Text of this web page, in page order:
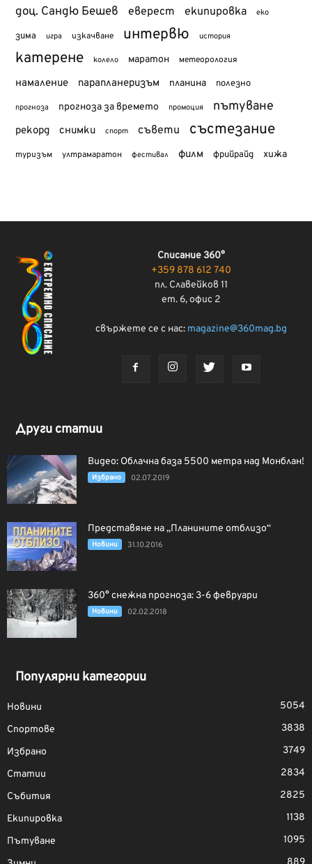
доц. Сандю Бешев еверест екипировка еко
зима игра изкачване интервю история
катерене колело маратон метеорология
намаление парапланеризъм планина полезно
прогноза прогноза за времето промоция пътуване
рекорд снимки спорт съвети състезание
туризъм ултрамаратон фестивал филм фрийрайд хижа
Списание 360°
+359 878 612 740
пл. Славейков 11
ет. 6, офис 2
свържете се с нас: magazine@360mag.bg
Други статии
Видео: Облачна база 5500 метра над Монблан!
Избрано 02.07.2019
Представяне на „Планините отблизо“
Новини 31.10.2016
360° снежна прогноза: 3-6 февруари
Новини 02.02.2018
Популярни категории
Новини
5054
Спортове
3838
Избрано
3749
Статии
2834
Събития
2825
Екипировка
1138
Пътуване
1095